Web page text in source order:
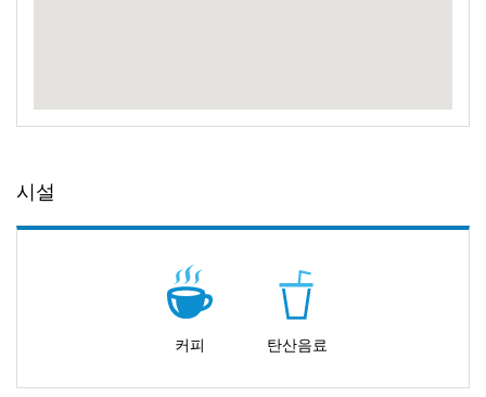
시설
커피 탄산음료